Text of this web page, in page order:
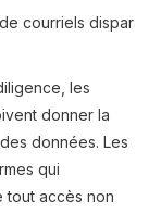
courriels
les
donner la
données. Les
qui
tout accès non